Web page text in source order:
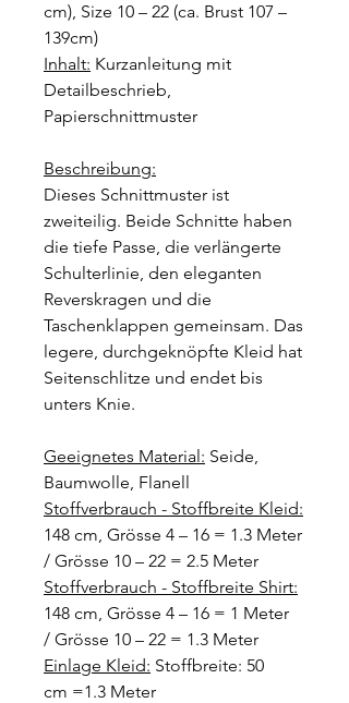
cm), Size 10 – 22 (ca. Brust 107 –
139cm)
Inhalt: Kurzanleitung mit
Detailbeschrieb,
Papierschnittmuster
Beschreibung:
Dieses Schnittmuster ist
zweiteilig. Beide Schnitte haben
die tiefe Passe, die verlängerte
Schulterlinie, den eleganten
Reverskragen und die
Taschenklappen gemeinsam. Das
legere, durchgeknöpfte Kleid hat
Seitenschlitze und endet bis
unters Knie.
Geeignetes Material: Seide,
Baumwolle, Flanell
Stoffverbrauch - Stoffbreite Kleid:
148 cm, Grösse 4 – 16 = 1.3 Meter
/ Grösse 10 – 22 = 2.5 Meter
Stoffverbrauch - Stoffbreite Shirt:
148 cm, Grösse 4 – 16 = 1 Meter
/ Grösse 10 – 22 = 1.3 Meter
Einlage Kleid: Stoffbreite: 50
cm =1.3 Meter